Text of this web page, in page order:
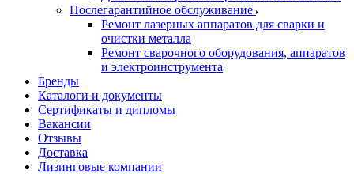
Послегарантийное обслуживание
Ремонт лазерных аппаратов для сварки и
очистки металла
Ремонт сварочного оборудования, аппаратов
и электроинструмента
Бренды
Каталоги и документы
Сертификаты и дипломы
Вакансии
Отзывы
Доставка
Лизинговые компании